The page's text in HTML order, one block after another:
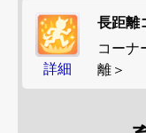
詳細
長距離
コーナ
離＞